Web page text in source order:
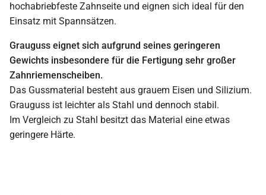
hochabriebfeste Zahnseite und eignen sich ideal für den
Einsatz mit Spannsätzen.
Grauguss eignet sich aufgrund seines geringeren
Gewichts insbesondere für die Fertigung sehr großer
Zahnriemenscheiben.
Das Gussmaterial besteht aus grauem Eisen und Silizium.
Grauguss ist leichter als Stahl und dennoch stabil.
Im Vergleich zu Stahl besitzt das Material eine etwas
geringere Härte.